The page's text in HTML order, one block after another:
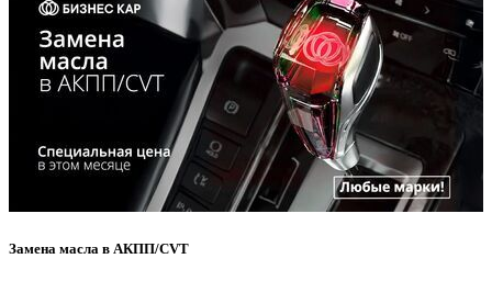
Замена масла в АКПП/CVT